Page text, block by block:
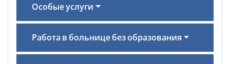
Особые услуги
Работа в больнице без образования